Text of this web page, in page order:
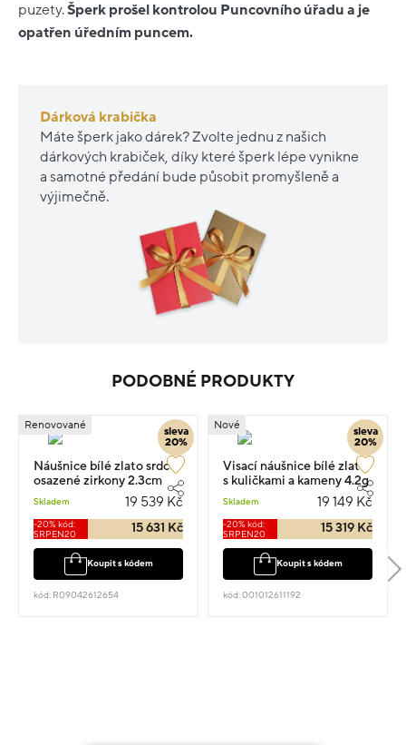
puzety.Šperk prošel kontrolou Puncovního úřadu a je
opatřen úředním puncem.
Dárková krabička
Máte šperk jako dárek? Zvolte jednu z našich
dárkových krabiček, díky které šperk lépe vynikne
a samotné předání bude působit promyšleně a
výjimečně.
PODOBNÉ PRODUKTY
sleva
20%
Renovované
Náušnice bílé zlato srdce
osazené zirkony 2.3cm
Skladem 19 539 Kč
-20% kód:
SRPEN20
15 631 Kč
Koupit s kódem
kód: R09042612654
sleva
20%
Nové
Visací náušnice bílé zlato
s kuličkami a kameny 4.2g
Skladem 19 149 Kč
-20% kód:
SRPEN20
15 319 Kč
Koupit s kódem
kód: 001012611192